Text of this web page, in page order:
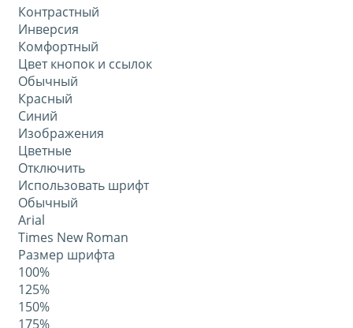
Контрастный
Инверсия
Комфортный
Цвет кнопок и ссылок
Обычный
Красный
Синий
Изображения
Цветные
Отключить
Использовать шрифт
Обычный
Arial
Times New Roman
Размер шрифта
100%
125%
150%
175%